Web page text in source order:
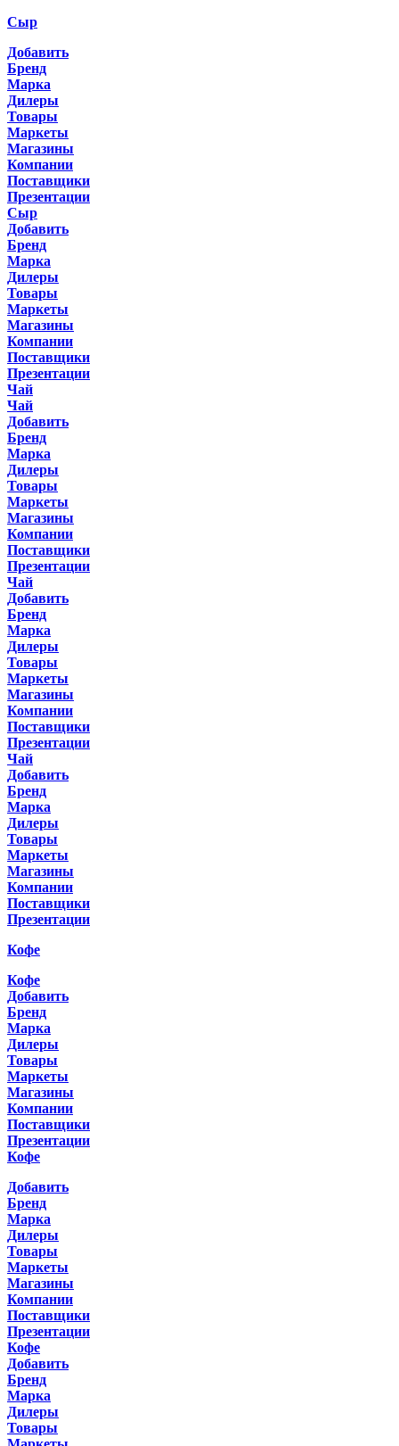
Сыр
Добавить
Бренд
Марка
Дилеры
Товары
Маркеты
Магазины
Компании
Поставщики
Презентации
Сыр
Добавить
Бренд
Марка
Дилеры
Товары
Маркеты
Магазины
Компании
Поставщики
Презентации
Чай
Чай
Добавить
Бренд
Марка
Дилеры
Товары
Маркеты
Магазины
Компании
Поставщики
Презентации
Чай
Добавить
Бренд
Марка
Дилеры
Товары
Маркеты
Магазины
Компании
Поставщики
Презентации
Чай
Добавить
Бренд
Марка
Дилеры
Товары
Маркеты
Магазины
Компании
Поставщики
Презентации
Кофе
Кофе
Добавить
Бренд
Марка
Дилеры
Товары
Маркеты
Магазины
Компании
Поставщики
Презентации
Кофе
Добавить
Бренд
Марка
Дилеры
Товары
Маркеты
Магазины
Компании
Поставщики
Презентации
Кофе
Добавить
Бренд
Марка
Дилеры
Товары